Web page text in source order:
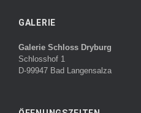
GALERIE
Galerie Schloss Dryburg
Schlosshof 1
D-99947 Bad Langensalza